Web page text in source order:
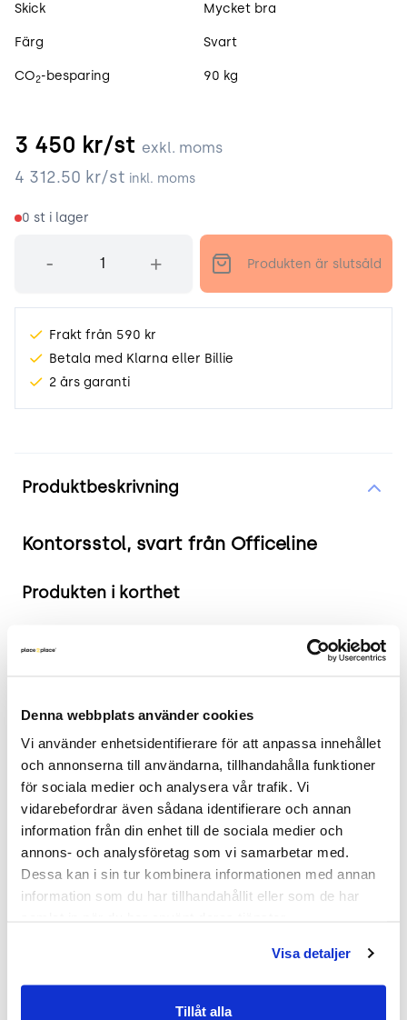
Denna webbplats använder cookies
Vi använder enhetsidentifierare för att anpassa innehållet
och annonserna till användarna, tillhandahålla funktioner
för sociala medier och analysera vår trafik. Vi
vidarebefordrar även sådana identifierare och annan
information från din enhet till de sociala medier och
annons- och analysföretag som vi samarbetar med.
Dessa kan i sin tur kombinera informationen med annan
information som du har tillhandahållit eller som de har
Visa detaljer
Tillåt alla
Skick Mycket bra
Färg Svart
CO2-besparing 90 kg
3 450 kr/st exkl. moms
4 312.50 kr/st inkl. moms
0 st i lager
- + Produkten är slutsåld
Frakt från 590 kr
Betala med Klarna eller Billie
2 års garanti
Produktbeskrivning
Kontorsstol, svart från Officeline
Produkten i korthet
Mått: Sitthöjd: 43-53 cm, Rygghöjd: 51 cm,
2 års garanti
Mer om Kontorsstolen
Denna kontorsstol från Officeline erbjuder
ergonomi och komfort med sin höga rygg och
justerbara armstöd. Den stabila konstruktionen
och de anpassningsbara funktionerna gör den
idealisk för både hemmakontor och professionella